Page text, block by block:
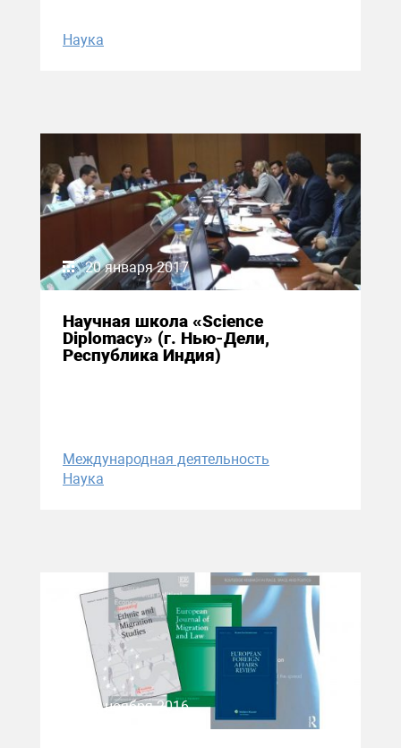
Наука
20 января 2017
Научная школа «Science
Diplomacy» (г. Нью-Дели,
Республика Индия)
Международная деятельность
Наука
26 ноября 2016